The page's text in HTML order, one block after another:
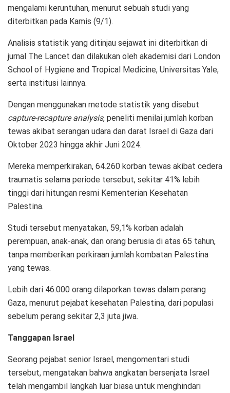
mengalami keruntuhan, menurut sebuah studi yang
diterbitkan pada Kamis (9/1).
Analisis statistik yang ditinjau sejawat ini diterbitkan di
jurnal The Lancet dan dilakukan oleh akademisi dari London
School of Hygiene and Tropical Medicine, Universitas Yale,
serta institusi lainnya.
Dengan menggunakan metode statistik yang disebut
capture-recapture analysis, peneliti menilai jumlah korban
tewas akibat serangan udara dan darat Israel di Gaza dari
Oktober 2023 hingga akhir Juni 2024.
Mereka memperkirakan, 64.260 korban tewas akibat cedera
traumatis selama periode tersebut, sekitar 41% lebih
tinggi dari hitungan resmi Kementerian Kesehatan
Palestina.
Studi tersebut menyatakan, 59,1% korban adalah
perempuan, anak-anak, dan orang berusia di atas 65 tahun,
tanpa memberikan perkiraan jumlah kombatan Palestina
yang tewas.
Lebih dari 46.000 orang dilaporkan tewas dalam perang
Gaza, menurut pejabat kesehatan Palestina, dari populasi
sebelum perang sekitar 2,3 juta jiwa.
Tanggapan Israel
Seorang pejabat senior Israel, mengomentari studi
tersebut, mengatakan bahwa angkatan bersenjata Israel
telah mengambil langkah luar biasa untuk menghindari